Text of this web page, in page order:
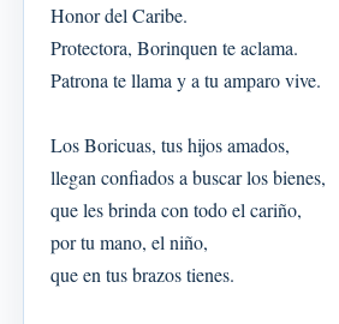
Honor del Caribe.
Protectora, Borinquen te aclama.
Patrona te llama y a tu amparo vive.
Los Boricuas, tus hijos amados,
llegan confiados a buscar los bienes,
que les brinda con todo el cariño,
por tu mano, el niño,
que en tus brazos tienes.